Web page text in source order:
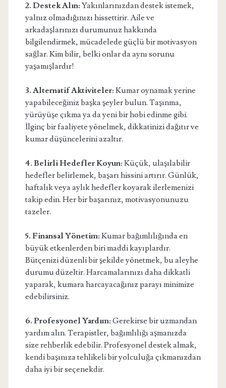
2. Destek Alın:Yakınlarınızdan destek istemek,
yalnız olmadığınızı hissettirir. Aile ve
arkadaşlarınızı durumunuz hakkında
bilgilendirmek, mücadelede güçlü bir motivasyon
sağlar. Kim bilir, belki onlar da aynı sorunu
yaşamışlardır!
3. Alternatif Aktiviteler: Kumar oynamak yerine
yapabileceğiniz başka şeyler bulun. Taşınma,
yürüyüşe çıkma ya da yeni bir hobi edinme gibi.
İlginç bir faaliyete yönelmek, dikkatinizi dağıtır ve
kumar düşüncelerini azaltır.
4. Belirli Hedefler Koyun: Küçük, ulaşılabilir
hedefler belirlemek, başarı hissini artırır. Günlük,
haftalık veya aylık hedefler koyarak ilerlemenizi
takip edin. Her bir başarınız, motivasyonunuzu
tazeler.
5. Finansal Yönetim: Kumar bağımlılığında en
büyük etkenlerden biri maddi kayıplardır.
Bütçenizi düzenli bir şekilde yönetmek, bu aleyhe
durumu düzeltir. Harcamalarınızı daha dikkatli
yaparak, kumara harcayacağınız parayı minimize
edebilirsiniz.
6. Profesyonel Yardım: Gerekirse bir uzmandan
yardım alın. Terapistler, bağımlılığı aşmanızda
size rehberlik edebilir. Profesyonel destek almak,
kendi başınıza tehlikeli bir yolculuğa çıkmanızdan
daha iyi bir seçenekdir.